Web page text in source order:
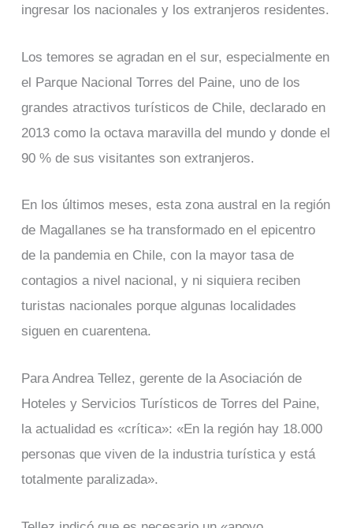
ingresar los nacionales y los extranjeros residentes.
Los temores se agradan en el sur, especialmente en
el Parque Nacional Torres del Paine, uno de los
grandes atractivos turísticos de Chile, declarado en
2013 como la octava maravilla del mundo y donde el
90 % de sus visitantes son extranjeros.
En los últimos meses, esta zona austral en la región
de Magallanes se ha transformado en el epicentro
de la pandemia en Chile, con la mayor tasa de
contagios a nivel nacional, y ni siquiera reciben
turistas nacionales porque algunas localidades
siguen en cuarentena.
Para Andrea Tellez, gerente de la Asociación de
Hoteles y Servicios Turísticos de Torres del Paine,
la actualidad es «crítica»: «En la región hay 18.000
personas que viven de la industria turística y está
totalmente paralizada».